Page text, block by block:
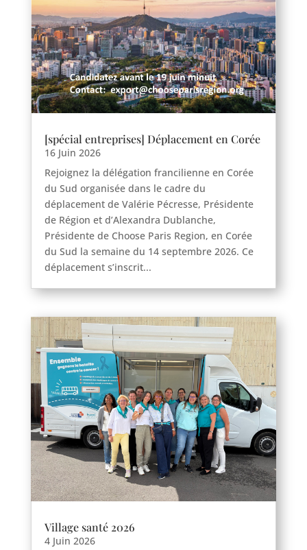
[spécial entreprises] Déplacement en Corée
16 Juin 2026
Rejoignez la délégation francilienne en Corée
du Sud organisée dans le cadre du
déplacement de Valérie Pécresse, Présidente
de Région et d’Alexandra Dublanche,
Présidente de Choose Paris Region, en Corée
du Sud la semaine du 14 septembre 2026. Ce
déplacement s’inscrit...
Village santé 2026
4 Juin 2026